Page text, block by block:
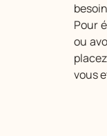
Pour
ou
vous